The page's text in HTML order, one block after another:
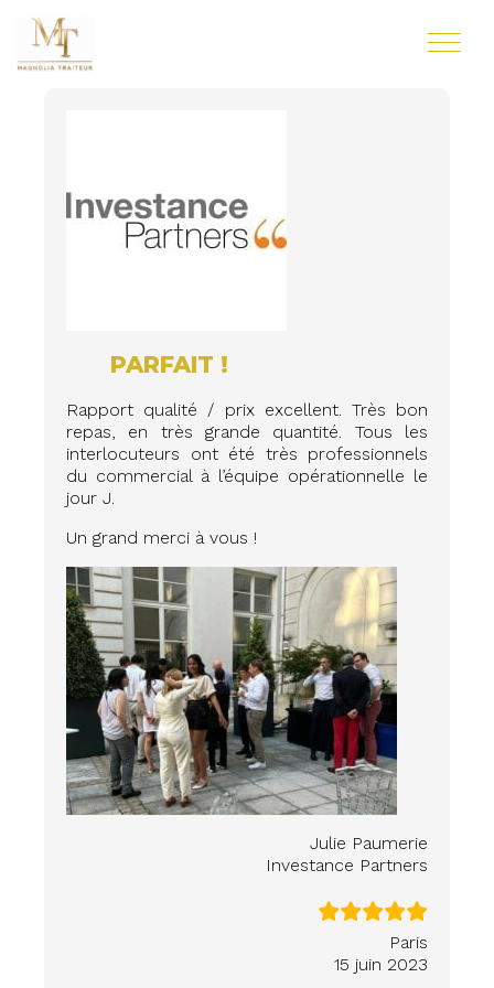
PARFAIT !
Rapport qualité / prix excellent. Très bon
repas, en très grande quantité. Tous les
interlocuteurs ont été très professionnels
du commercial à l’équipe opérationnelle le
jour J.
Un grand merci à vous !
Julie Paumerie
Investance Partners
Paris
15 juin 2023